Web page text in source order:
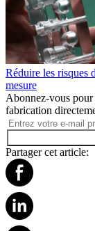
Réduire les risques
mesure
Abonnez-vous pour
fabrication
Partager cet article: